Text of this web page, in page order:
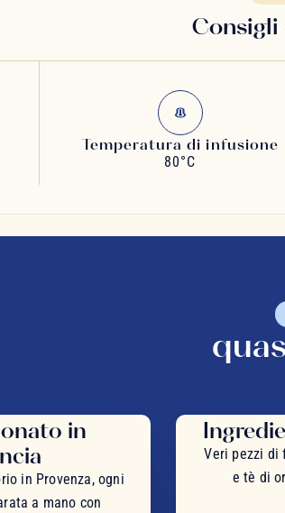
Consigli
Temperatura di infusione
80°C
in
in Provenza, ogni
a mano con
Veri pezzi di
e tè di